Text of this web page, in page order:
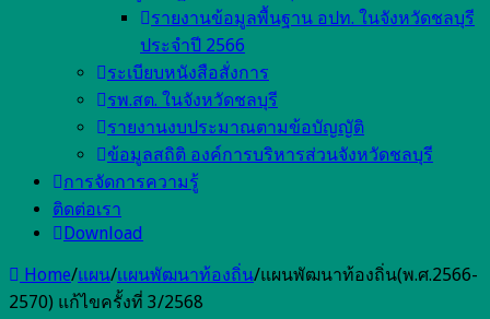
รายงานข้อมูลพื้นฐาน อปท. ในจังหวัดชลบุรี
ประจำปี 2566
ระเบียบหนังสือสั่งการ
รพ.สต. ในจังหวัดชลบุรี
รายงานงบประมาณตามข้อบัญญัติ
ข้อมูลสถิติ องค์การบริหารส่วนจังหวัดชลบุรี
การจัดการความรู้
ติดต่อเรา
Download
Home/แผน/เเผนพัฒนาท้องถิ่น/แผนพัฒนาท้องถิ่น(พ.ศ.2566-
2570) แก้ไขครั้งที่ 3/2568